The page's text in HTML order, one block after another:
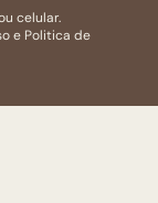
celular.
e Politica de